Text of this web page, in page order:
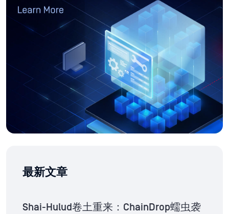
最新文章
Shai-Hulud卷土重来：ChainDrop蠕虫袭